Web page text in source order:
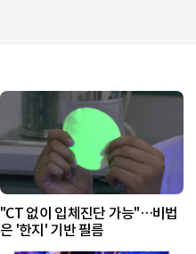
"CT 없이 입체진단 가능"…비법
은 '한지' 기반 필름